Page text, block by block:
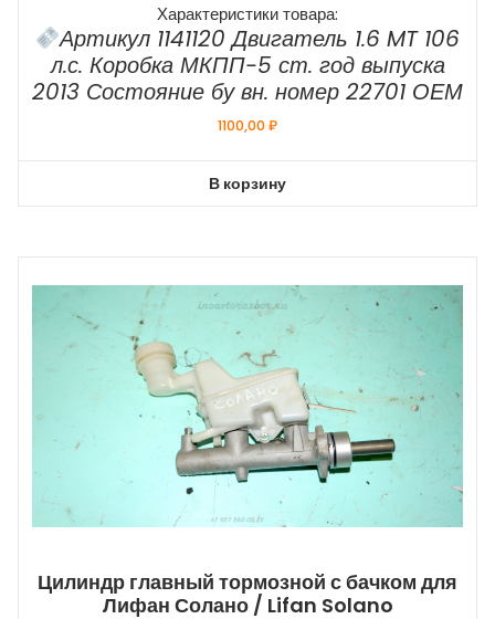
Характеристики товара:
Артикул 1141120 Двигатель 1.6 MT 106
л.с. Коробка МКПП-5 ст. год выпуска
2013 Состояние бу вн. номер 22701 ОЕМ
1100,00₽
В корзину
Цилиндр главный тормозной с бачком для
Лифан Солано / Lifan Solano